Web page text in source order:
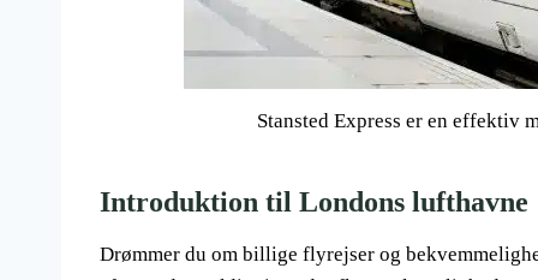
Stansted Express er en effektiv
Introduktion til Londons lufthavne
Drømmer du om billige flyrejser og